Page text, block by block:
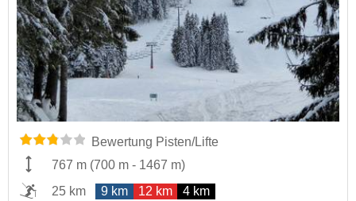
Bewertung Pisten/Lifte
767 m (700 m - 1467 m)
25 km
9 km 12 km 4 km